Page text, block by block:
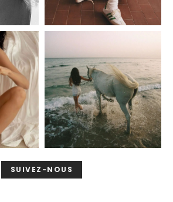
SUIVEZ-NOUS